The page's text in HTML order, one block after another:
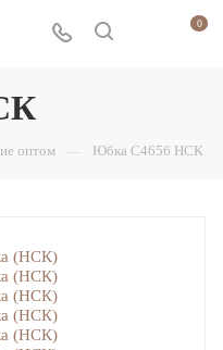
0
оптом Юбка С4656 НСК